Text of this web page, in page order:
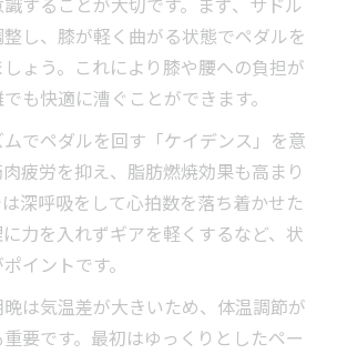
し、膝が軽く曲がる状態でペダルを
ょう。これにより膝や腰への負担が
も快適に漕ぐことができます。
でペダルを回す「ケイデンス」を意
疲労を抑え、脂肪燃焼効果も高まり
深呼吸をして心拍数を落ち着かせた
力を入れずギアを軽くするなど、状
イントです。
は気温差が大きいため、体温調節が
要です。最初はゆっくりとしたペー